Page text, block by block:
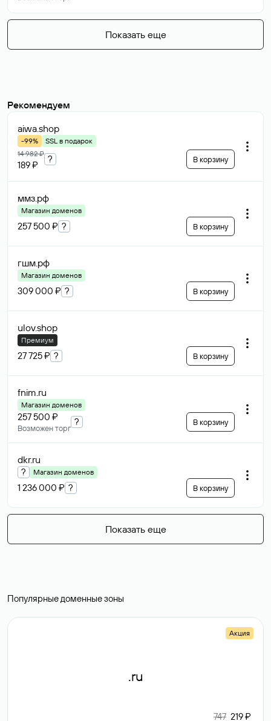
Показать еще
Рекомендуем
aiwa.shop
-99%
SSL в подарок
14 982 ₽
189 ₽
? В корзину
ммз.рф
Магазин доменов
257 500 ₽ ? В корзину
гшм.рф
Магазин доменов
309 000 ₽ ? В корзину
ulov.shop
Премиум
27 725 ₽ ? В корзину
fnim.ru
Магазин доменов
257 500 ₽
Возможен торг
? В корзину
dkr.ru
? Магазин доменов
1 236 000 ₽ ? В корзину
Показать еще
Популярные доменные зоны
Акция
.ru
747 219 ₽